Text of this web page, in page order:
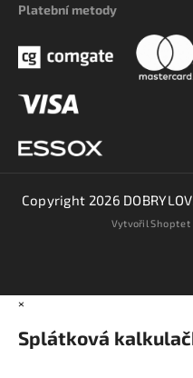
Platební metody
Copyright 2026
VytvořilShoptet
×
Splátková